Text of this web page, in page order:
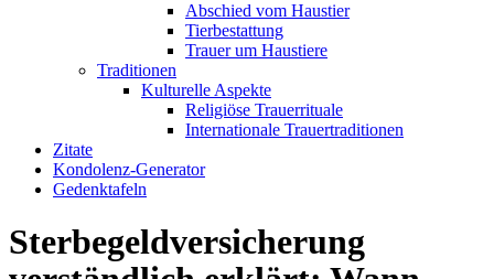
Abschied vom Haustier
Tierbestattung
Trauer um Haustiere
Traditionen
Kulturelle Aspekte
Religiöse Trauerrituale
Internationale Trauertraditionen
Zitate
Kondolenz-Generator
Gedenktafeln
Sterbegeldversicherung